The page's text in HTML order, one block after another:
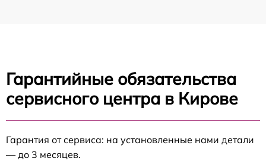
Гарантийные обязательства
сервисного центра в Кирове
Гарантия от сервиса: на установленные нами детали
— до 3 месяцев.